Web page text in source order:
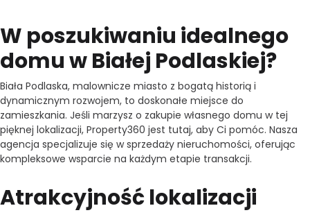
W poszukiwaniu idealnego
domu w Białej Podlaskiej?
Biała Podlaska, malownicze miasto z bogatą historią i
dynamicznym rozwojem, to doskonałe miejsce do
zamieszkania. Jeśli marzysz o zakupie własnego domu w tej
pięknej lokalizacji, Property360 jest tutaj, aby Ci pomóc. Nasza
agencja specjalizuje się w sprzedaży nieruchomości, oferując
kompleksowe wsparcie na każdym etapie transakcji.
Atrakcyjność lokalizacji